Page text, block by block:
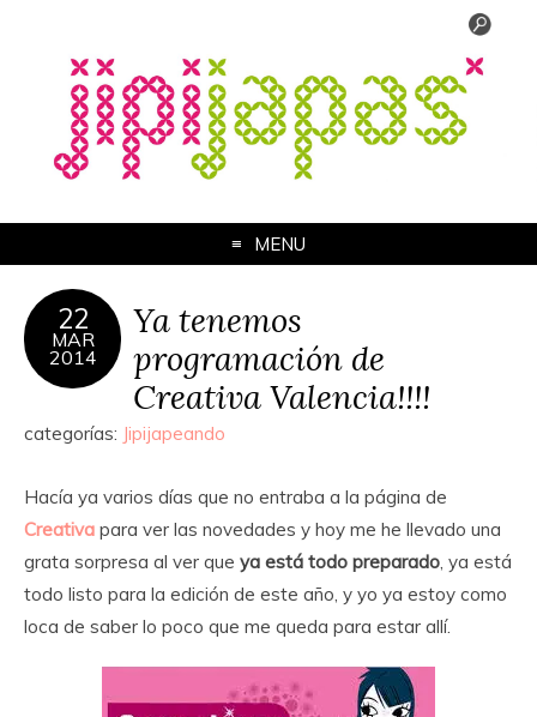
MENU
22
MAR
2014
Ya tenemos
programación de
Creativa Valencia!!!!
categorías: Jipijapeando
Hacía ya varios días que no entraba a la página de
Creativa para ver las novedades y hoy me he llevado una
grata sorpresa al ver que ya está todo preparado, ya está
todo listo para la edición de este año, y yo ya estoy como
loca de saber lo poco que me queda para estar allí.